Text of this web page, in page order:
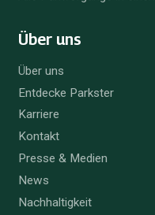
Über uns
Über uns
Entdecke Parkster
Karriere
Kontakt
Presse & Medien
News
Nachhaltigkeit